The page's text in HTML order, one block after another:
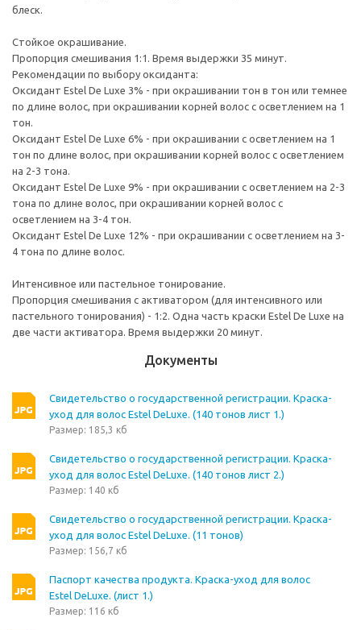
блеск.
Стойкое окрашивание.
Пропорция смешивания 1:1. Время выдержки 35 минут.
Рекомендации по выбору оксиданта:
Оксидант Estel De Luxe 3% - при окрашивании тон в тон или темнее
по длине волос, при окрашивании корней волос с осветлением на 1
тон.
Оксидант Estel De Luxe 6% - при окрашивании с осветлением на 1
тон по длине волос, при окрашивании корней волос с осветлением
на 2-3 тона.
Оксидант Estel De Luxe 9% - при окрашивании с осветлением на 2-3
тона по длине волос, при окрашивании корней волос с
осветлением на 3-4 тон.
Оксидант Estel De Luxe 12% - при окрашивании с осветлением на 3-
4 тона по длине волос.
Интенсивное или пастельное тонирование.
Пропорция смешивания с активатором (для интенсивного или
пастельного тонирования) - 1:2. Одна часть краски Estel De Luxe на
две части активатора. Время выдержки 20 минут.
Документы
Свидетельство о государственной регистрации. Краска-
уход для волос Estel DeLuxe. (140 тонов лист 1.)
Размер: 185,3 кб
Свидетельство о государственной регистрации. Краска-
уход для волос Estel DeLuxe. (140 тонов лист 2.)
Размер: 140 кб
Свидетельство о государственной регистрации. Краска-
уход для волос Estel DeLuxe. (11 тонов)
Размер: 156,7 кб
Паспорт качества продукта. Краска-уход для волос
Estel DeLuxe. (лист 1.)
Размер: 116 кб